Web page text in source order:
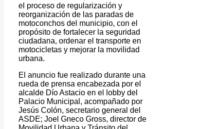
el proceso de regularización y
reorganización de las paradas de
motoconchos del municipio, con el
propósito de fortalecer la seguridad
ciudadana, ordenar el transporte en
motocicletas y mejorar la movilidad
urbana.
El anuncio fue realizado durante una
rueda de prensa encabezada por el
alcalde Dío Astacio en el lobby del
Palacio Municipal, acompañado por
Jesús Colón, secretario general del
ASDE; Joel Gneco Gross, director de